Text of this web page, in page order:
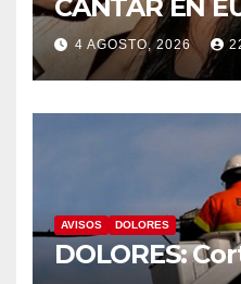
CANTAR EN
4 AGOSTO, 2026
AVISOS DOLORES
DOLORES: